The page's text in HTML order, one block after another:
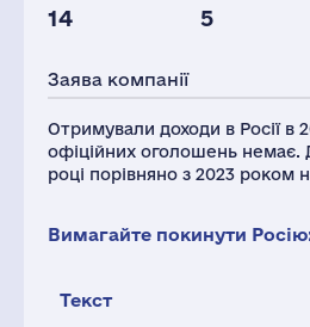
14 5
10
Заява компанії
Отримували доходи в Росії в
офіційних оголошень немає.
році порівняно з 2023 роком
Вимагайте покинути
Текст